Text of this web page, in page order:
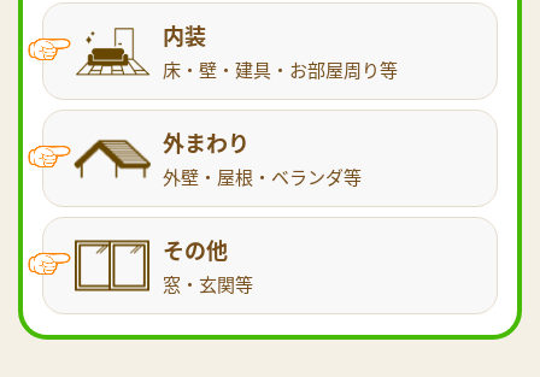
内装
床・壁・建具・お部屋周り等
外まわり
外壁・屋根・ベランダ等
その他
窓・玄関等